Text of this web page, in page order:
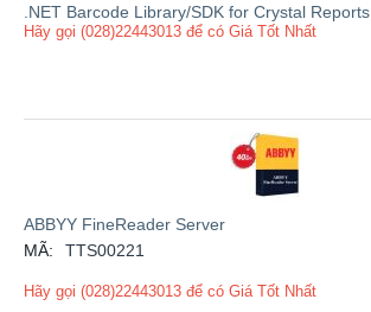
.NET Barcode Library/SDK for Crystal Reports
Hãy gọi (028)22443013 để có Giá Tốt Nhất
ABBYY FineReader Server
MÃ:
TTS00221
Hãy gọi (028)22443013 để có Giá Tốt Nhất